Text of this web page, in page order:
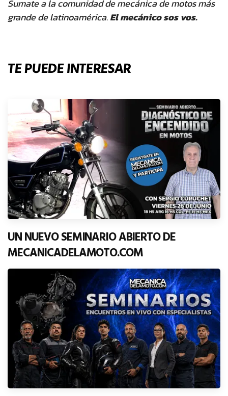
Sumate a la comunidad de mecánica de motos más
grande de latinoamérica.El mecánico sos vos.
TE PUEDE INTERESAR
UN NUEVO SEMINARIO ABIERTO DE
MECANICADELAMOTO.COM